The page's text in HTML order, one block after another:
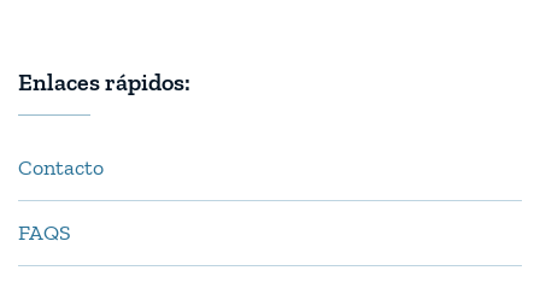
Enlaces rápidos:
Contacto
FAQS